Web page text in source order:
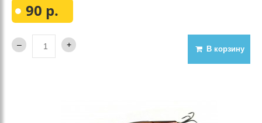
90 р.
В корзину